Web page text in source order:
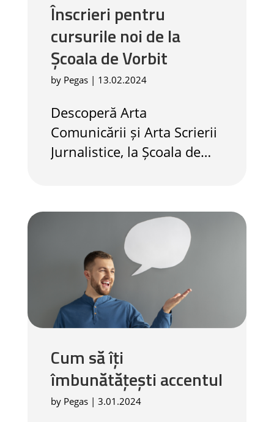
Înscrieri pentru
cursurile noi de la
Școala de Vorbit
by Pegas| 13.02.2024
Descoperă Arta
Comunicării și Arta Scrierii
Jurnalistice, la Școala de
maxim în arta comunicării?
Ei bine, este momentul să
faci primul pas! Înscrierile
pentru cursurile online
captivante la Școala de
Vorbit sunt...
Cum să îți
îmbunătățești accentul
by Pegas| 3.01.2024